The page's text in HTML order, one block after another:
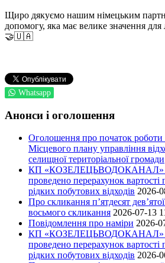
Щиро дякуємо нашим німецьким
допомогу, яка має велике значення
🤝🇺🇦
Whatsapp
Анонси і оголошення
Оголошення про початок роботи
Місцевого плану управління
селищної територіальної громади
КП «КОЗЕЛЕЦЬВОДОКАНАЛ»
проведено перерахунок вартості
рідких побутових відходів 2026-
Про скликання п’ятдесят
восьмого скликання 2026-07-13
Повідомлення про наміри 2026-
КП «КОЗЕЛЕЦЬВОДОКАНАЛ»
проведено перерахунок вартості
рідких побутових відходів 2026-